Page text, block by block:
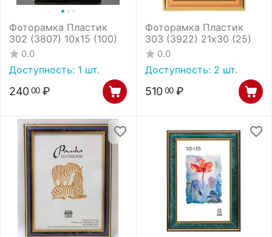
Фоторамка Пластик
302 (3807) 10х15 (100)
0.0
Доступность: 1 шт.
240 00 ₽
Фоторамка Пластик
303 (3922) 21х30 (25)
0.0
Доступность: 2 шт.
510 00 ₽